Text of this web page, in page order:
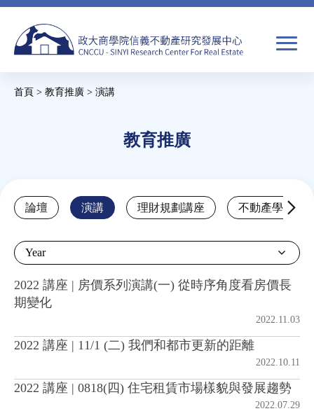
Jump
navigation
搜
焦點新聞
房地產年鑑
電子報
首頁 > 教育推廣 > 演講
教育推廣
Back
to
論壇 演講 理財規劃講座 不動產學程支
2022 講座 | 房價系列演講(一) 從時序角度看房價長
期變化
2022.11.03
2022 講座 | 11/1 (二) 我們和都市更新的距離
2022.10.11
2022 講座 | 0818(四) 住宅租賃市場樣貌與發展趨勢
2022.07.29